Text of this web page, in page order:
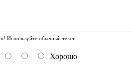
Используйте обычный текст.
Хорошо